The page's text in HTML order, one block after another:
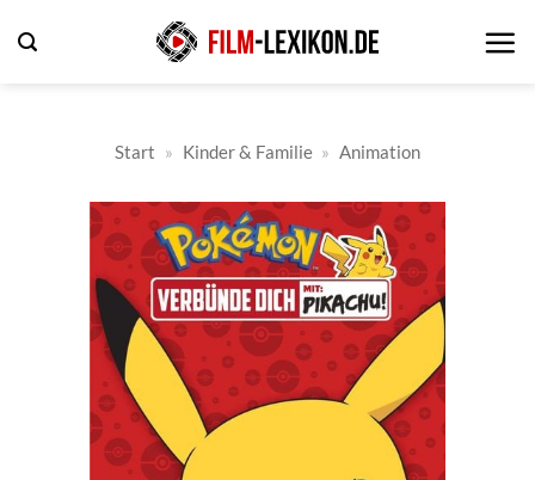
Inhalt
Start » Kinder & Familie » Animation